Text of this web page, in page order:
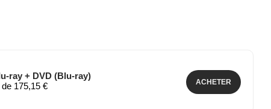
ray + DVD (Blu-ray)
175,15 €
ACHETER